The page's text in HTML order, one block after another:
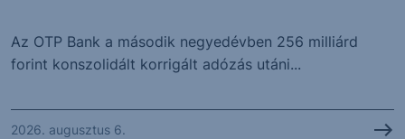
Az OTP Bank a második negyedévben 256 milliárd
forint konszolidált korrigált adózás utáni...
2026. augusztus 6.